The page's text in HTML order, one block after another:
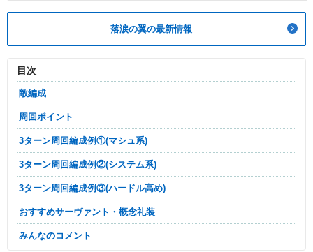
落涙の翼の最新情報
目次
敵編成
周回ポイント
3ターン周回編成例①(マシュ系)
3ターン周回編成例②(システム系)
3ターン周回編成例③(ハードル高め)
おすすめサーヴァント・概念礼装
みんなのコメント